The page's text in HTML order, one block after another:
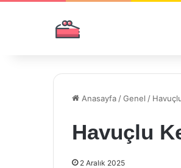
Anasayfa /Genel /
Havuçlu
2 Aralık 2025